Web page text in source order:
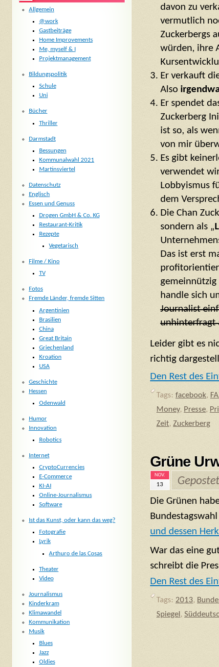
davon zu
vermutlich
Zuckerbergs
würden, ihre
Er verkauft
Also
Er spendet
Zuckerberg
ist so, als
von mir
Es gibt
verwendet
Lobbyismus
dem
Die Chan
sondern als „
Das ist erst
gemeinnützig
handle sich
Journalist
unhinterfragt
Leider gibt es
richtig
Den Rest des
Tags: facebook,
Money, Presse,
Zeit, Zuckerberg
Grüne
NOV.
13
Die Grünen
und dessen
War das eine
schreibt die
Den Rest des
Tags: 2013,
Spiegel,
Allgemein
@work
Gastbeiträge
Home Improvements
Me, myself & I
Projektmanagement
Bildungspolitik
Schule
Uni
Bücher
Thriller
Darmstadt
Bessungen
Kommunalwahl 2021
Martinsviertel
Datenschutz
Englisch
Essen und Genuss
Drogen GmbH & Co. KG
Restaurant-Kritik
Rezepte
Vegetarisch
Filme / Kino
TV
Fotos
Fremde Länder, fremde Sitten
Argentinien
Brasilien
China
Great Britain
Griechenland
Kroation
USA
Geschichte
Hessen
Odenwald
Humor
Innovation
Robotics
Internet
CryptoCurrencies
E-Commerce
KI-AI
Online-Journalismus
Software
Ist das Kunst, oder kann das weg?
Fotografie
Lyrik
Arthuro de las Cosas
Theater
Video
Journalismus
Kinderkram
Klimawandel
Kommunikation
Musik
Blues
Jazz
Oldies